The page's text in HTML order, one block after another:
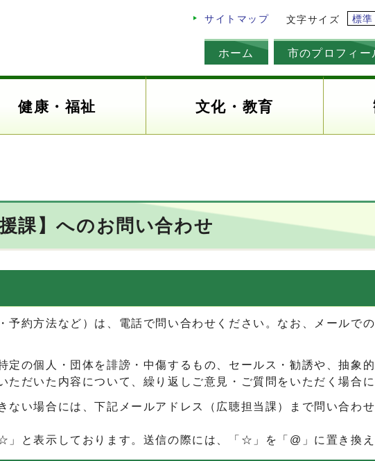
サイトマップ 文字サイズ 標準
ホーム 市のプロフィー
健康・福祉 文化・教育
課】へのお問い合わせ
予約方法など）は、電話で問い合わせください。なお、メールで
定の個人・団体を誹謗・中傷するもの、セールス・勧誘や、抽象
ただいた内容について、繰り返しご意見・ご質問をいただく場合
ない場合には、下記メールアドレス（広聴担当課）まで問い合わ
と表示しております。送信の際には、「☆」を「@」に置き換え